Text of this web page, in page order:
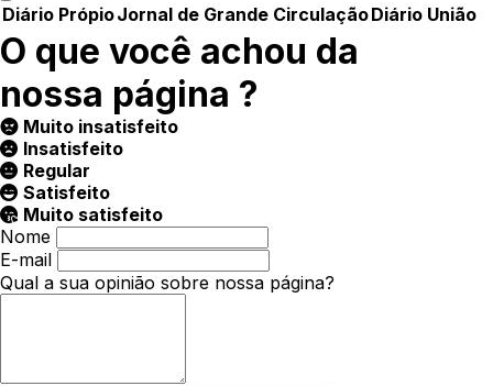
Diário PrópioJornal de Grande CirculaçãoDiário União
O que você achou da
nossa página ?
Muito insatisfeito
Insatisfeito
Regular
Satisfeito
Muito satisfeito
Nome
E-mail
Qual a sua opinião sobre nossa página?